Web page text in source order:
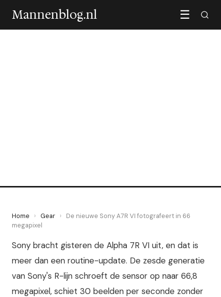
Mannenblog.nl ☰
Home › Gear ›
De nieuwe Sony A7R VI fotografeert in 66
megapixel
Sony bracht gisteren de Alpha 7R VI uit, en dat is
meer dan een routine-update. De zesde generatie
van Sony's R-lijn schroeft de sensor op naar 66,8
megapixel, schiet 30 beelden per seconde zonder